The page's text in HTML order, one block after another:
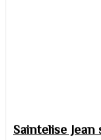
Saintelise